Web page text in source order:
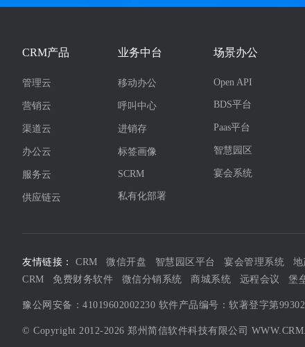
CRM产品
管理云
营销云
渠道云
办公云
服务云
供应链云
业务中台
移动办公
呼叫中心
进销存
标签画像
SCRM
私有化部署
场景办公
Open API
BDS平台
Paas平台
智慧园区
宴会系统
友情链接： CRM 微信开盘 智慧园区平台 宴会管理系统 地
CRM
免费财务软件 微信分销系统 商城系统 远程会议 堡
豫公网安备：41019602002230 软件产品编号：软著登字第
© Copyright 2012-2026 郑州简信软件科技有限公司